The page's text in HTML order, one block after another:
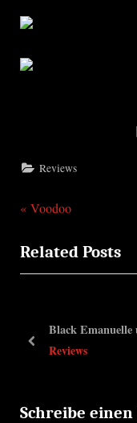
Reviews
P
e
v
u
o
Voodoo
Related Posts
Black
Reviews
prev
Schreibe